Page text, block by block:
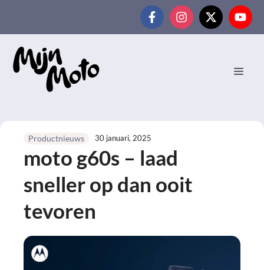
de
inhoud
Productnieuws 30 januari, 2025
moto g60s – laad
sneller op dan ooit
tevoren